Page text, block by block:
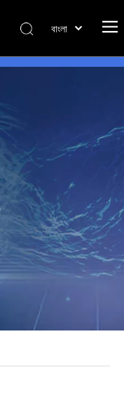
বাংলা
Tiếng Việt
Pусский
العربية
简体中文
English